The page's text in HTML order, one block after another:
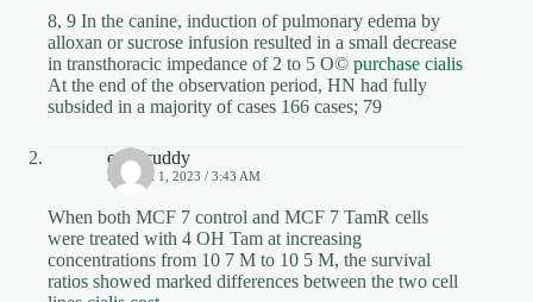
8, 9 In the canine, induction of pulmonary edema by
alloxan or sucrose infusion resulted in a small decrease
in transthoracic impedance of 2 to 5 О© purchase cialis
At the end of the observation period, HN had fully
subsided in a majority of cases 166 cases; 79
edubcuddy
MARCH 1, 2023 / 3:43 AM
When both MCF 7 control and MCF 7 TamR cells
were treated with 4 OH Tam at increasing
concentrations from 10 7 M to 10 5 M, the survival
ratios showed marked differences between the two cell